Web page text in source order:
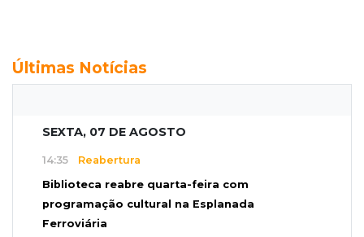
Últimas Notícias
SEXTA, 07 DE AGOSTO
14:35 Reabertura
Biblioteca reabre quarta-feira com
programação cultural na Esplanada
Ferroviária